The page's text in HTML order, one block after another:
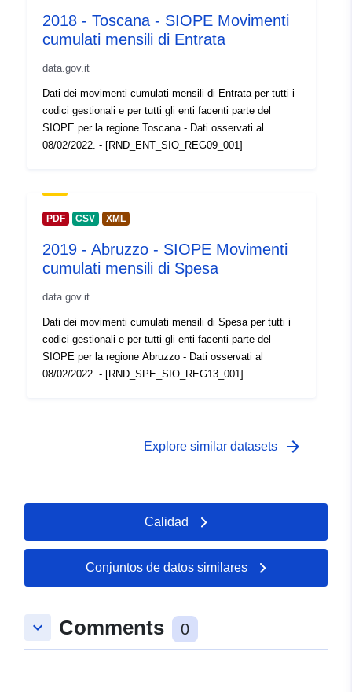
2018 - Toscana - SIOPE Movimenti
cumulati mensili di Entrata
data.gov.it
Dati dei movimenti cumulati mensili di Entrata per tutti i
codici gestionali e per tutti gli enti facenti parte del
SIOPE per la regione Toscana - Dati osservati al
08/02/2022. - [RND_ENT_SIO_REG09_001]
PDF CSV XML
2019 - Abruzzo - SIOPE Movimenti
cumulati mensili di Spesa
data.gov.it
Dati dei movimenti cumulati mensili di Spesa per tutti i
codici gestionali e per tutti gli enti facenti parte del
SIOPE per la regione Abruzzo - Dati osservati al
08/02/2022. - [RND_SPE_SIO_REG13_001]
Explore similar datasets arrow_forward
Calidad
Conjuntos de datos similares
keyboard_arrow_down Comments 0